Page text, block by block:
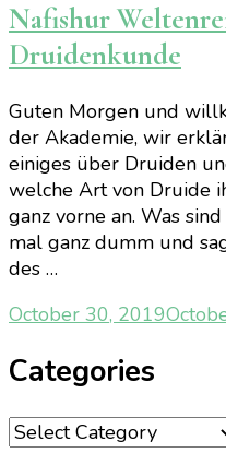
Nafishur
Druidenkunde
Guten Morgen und
der Akademie, wir
einiges über Druiden
welche Art von Druide
ganz vorne an. Was
mal ganz dumm und
des …
October 30, 2019
Categories
Categories